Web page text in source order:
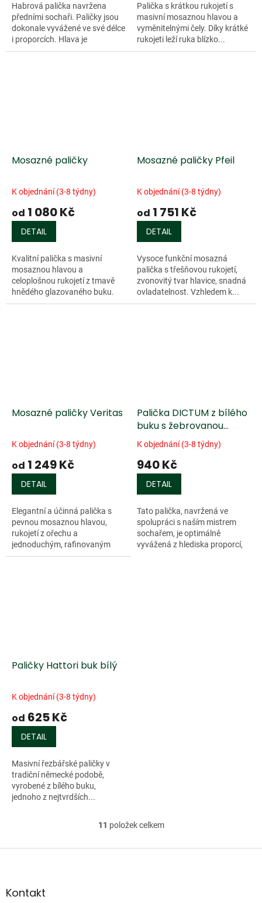
Habrová palička navržena
předními sochaři. Paličky jsou
dokonale vyvážené ve své délce
i proporcích. Hlava je
vysoustružena z...
Palička s krátkou rukojetí s
masivní mosaznou hlavou a
vyměnitelnými čely. Díky krátké
rukojeti leží ruka blízko...
Mosazné paličky
K objednání (3-8 týdny)
od 1 080 Kč
DETAIL
Kvalitní palička s masivní
mosaznou hlavou a
celoplošnou rukojetí z tmavě
hnědého glazovaného buku.
Dlouhá a ergonomicky...
Mosazné paličky Pfeil
K objednání (3-8 týdny)
od 1 751 Kč
DETAIL
Vysoce funkční mosazná
palička s třešňovou rukojetí,
zvonovitý tvar hlavice, snadná
ovladatelnost. Vzhledem k...
Mosazné paličky Veritas
K objednání (3-8 týdny)
od 1 249 Kč
DETAIL
Elegantní a účinná palička s
pevnou mosaznou hlavou,
rukojetí z ořechu a
jednoduchým, rafinovaným
profilem. Navržená pro...
Palička DICTUM z bílého
buku s žebrovanou
rukojetí
K objednání (3-8 týdny)
940 Kč
DETAIL
Tato palička, navržená ve
spolupráci s naším mistrem
sochařem, je optimálně
vyvážená z hlediska proporcí,
Paličky Hattori buk bílý
K objednání (3-8 týdny)
od 625 Kč
DETAIL
Masivní řezbářské paličky v
tradiční německé podobě,
vyrobené z bílého buku,
jednoho z nejtvrdších...
O
l
11 položek celkem
Z
aKontakt